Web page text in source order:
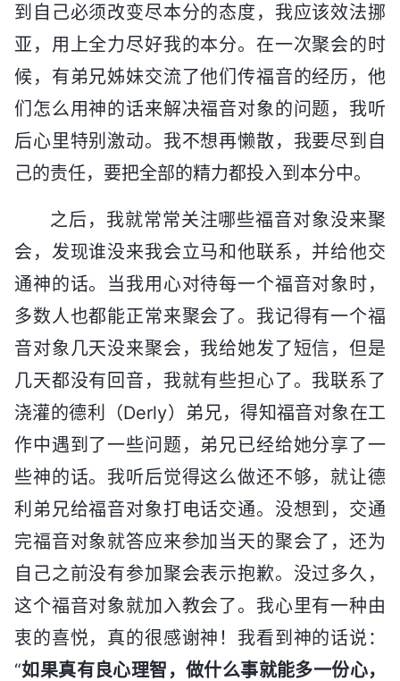
到自己必须改变尽本分的态度，我应该效法挪
亚，用上全力尽好我的本分。在一次聚会的时
候，有弟兄姊妹交流了他们传福音的经历，他
们怎么用神的话来解决福音对象的问题，我听
后心里特别激动。我不想再懒散，我要尽到自
己的责任，要把全部的精力都投入到本分中。
之后，我就常常关注哪些福音对象没来聚
会，发现谁没来我会立马和他联系，并给他交
通神的话。当我用心对待每一个福音对象时，
多数人也都能正常来聚会了。我记得有一个福
音对象几天没来聚会，我给她发了短信，但是
几天都没有回音，我就有些担心了。我联系了
浇灌的德利（Derly）弟兄，得知福音对象在工
作中遇到了一些问题，弟兄已经给她分享了一
些神的话。我听后觉得这么做还不够，就让德
利弟兄给福音对象打电话交通。没想到，交通
完福音对象就答应来参加当天的聚会了，还为
自己之前没有参加聚会表示抱歉。没过多久，
这个福音对象就加入教会了。我心里有一种由
衷的喜悦，真的很感谢神！我看到神的话说：
“如果真有良心理智，做什么事就能多一份心，